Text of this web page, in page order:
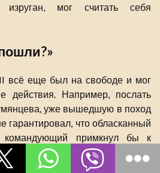
мог считать себя
всё еще был на свободе и мог
действия. Например, послать
уже вышедшую в поход
гарантировал, что обласканный
командующий примкнул бы к
наоборот. Можно было
и союзник Петра Фридрих II